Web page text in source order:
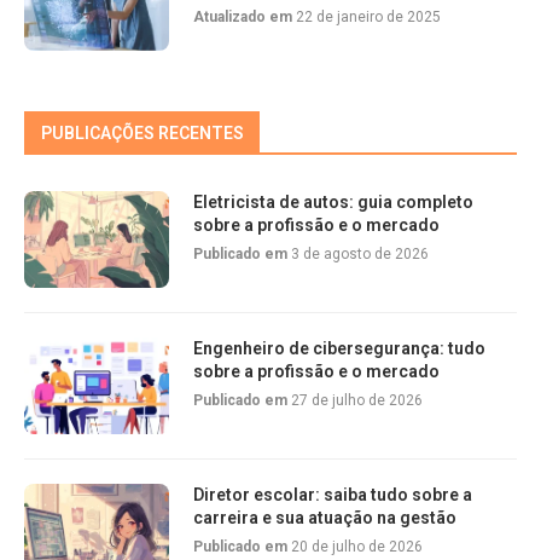
Atualizado em 22 de janeiro de 2025
PUBLICAÇÕES RECENTES
Eletricista de autos: guia completo
sobre a profissão e o mercado
Publicado em 3 de agosto de 2026
Engenheiro de cibersegurança: tudo
sobre a profissão e o mercado
Publicado em 27 de julho de 2026
Diretor escolar: saiba tudo sobre a
carreira e sua atuação na gestão
Publicado em 20 de julho de 2026